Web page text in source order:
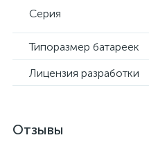
Серия
Типоразмер батареек
Лицензия разработки
Отзывы